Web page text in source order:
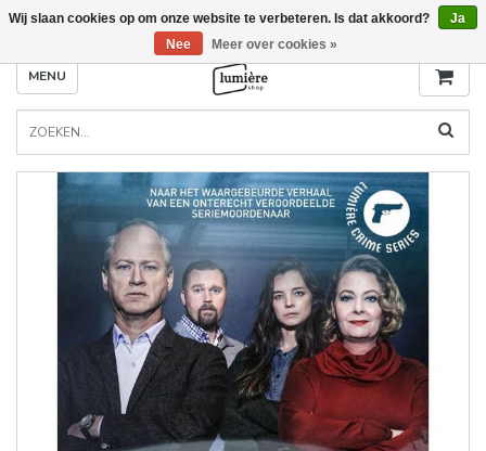
MENU
Wij slaan cookies op om onze website te verbeteren. Is dat akkoord?
Ja
Nee
Meer over cookies »